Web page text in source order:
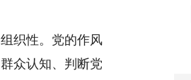
织性。党的作风
众认知、判断党